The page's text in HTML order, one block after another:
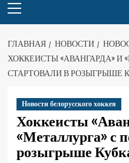
ГЛАВНАЯ НОВОСТИ
ХОККЕИСТЫ «АВАНГАРДА» И
СТАРТОВАЛИ В РОЗЫГРЫШЕ
Новости белорусского хоккея
Хоккеисты
«Металлурга» с
розыгрыше